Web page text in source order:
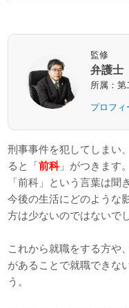
監修
弁護
所属：第
プロフィ
刑事事件を犯してしまい
ると「前科」がつきます。
「前科」という言葉は
今後の生活にどのような
方は少ないのではないで
これから就職をする方や
があることで就職できな
う。